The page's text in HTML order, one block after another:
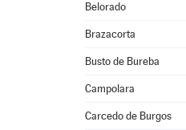
Belorado
Brazacorta
Busto de Bureba
Campolara
Carcedo de Burgos